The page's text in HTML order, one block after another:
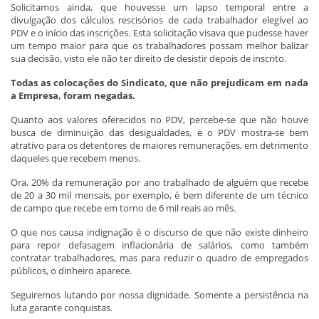
Solicitamos ainda, que houvesse um lapso temporal entre a
divulgação dos cálculos rescisórios de cada trabalhador elegível ao
PDV e o início das inscrições. Esta solicitação visava que pudesse haver
um tempo maior para que os trabalhadores possam melhor balizar
sua decisão, visto ele não ter direito de desistir depois de inscrito.
Todas as colocações do Sindicato, que não prejudicam em nada
a Empresa, foram negadas.
Quanto aos valores oferecidos no PDV, percebe-se que não houve
busca de diminuição das desigualdades, e o PDV mostra-se bem
atrativo para os detentores de maiores remunerações, em detrimento
daqueles que recebem menos.
Ora, 20% da remuneração por ano trabalhado de alguém que recebe
de 20 a 30 mil mensais, por exemplo, é bem diferente de um técnico
de campo que recebe em torno de 6 mil reais ao mês.
O que nos causa indignação é o discurso de que não existe dinheiro
para repor defasagem inflacionária de salários, como também
contratar trabalhadores, mas para reduzir o quadro de empregados
públicos, o dinheiro aparece.
Seguiremos lutando por nossa dignidade. Somente a persistência na
luta garante conquistas.